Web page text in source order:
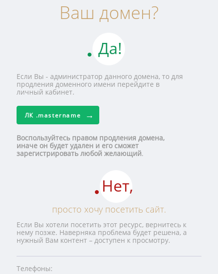
Ваш домен?
Да!
Если Вы - администратор данного домена, то для
продления доменного имени перейдите в
личный кабинет.
ЛК .mastername
Воспользуйтесь правом продления домена,
иначе он будет удален и его сможет
зарегистрировать любой желающий.
Нет,
просто хочу посетить сайт.
Если Вы хотели посетить этот ресурс, вернитесь к
нему позже. Наверняка проблема будет решена, а
нужный Вам контент – доступен к просмотру.
Телефоны: